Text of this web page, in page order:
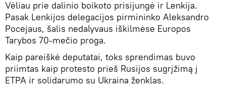
Vėliau prie dalinio boikoto prisijungė ir Lenkija.
Pasak Lenkijos delegacijos pirmininko Aleksandro
Pocejaus, šalis nedalyvaus iškilmėse Europos
Tarybos 70-mečio proga.
Kaip pareiškė deputatai, toks sprendimas buvo
priimtas kaip protesto prieš Rusijos sugrįžimą į
ETPA ir solidarumo su Ukraina ženklas.